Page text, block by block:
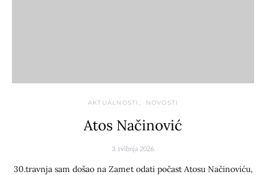
AKTUALNOSTI NOVOSTI
Atos Načinović
3. svibnja 2026.
30.travnja sam došao na Zamet odati počast Atosu Načinoviću,